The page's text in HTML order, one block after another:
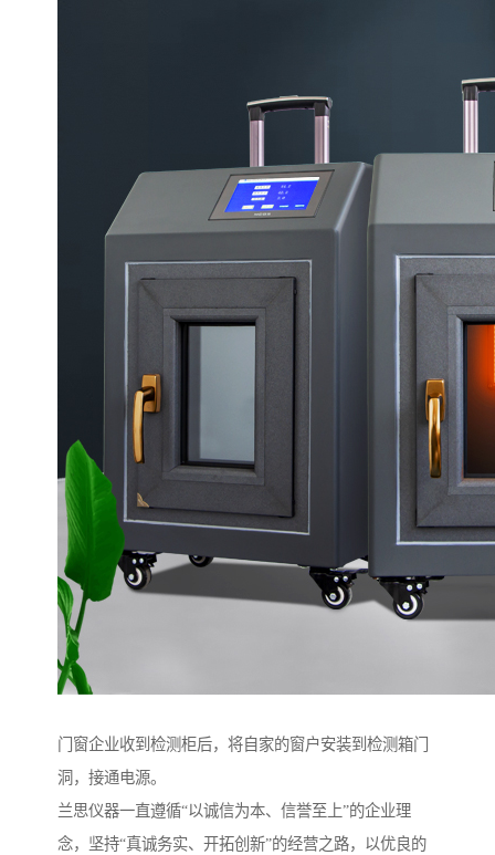
门窗企业收到检测柜后，将自家的窗户安装到检测箱门
洞，接通电源。
兰思仪器一直遵循“以诚信为本、信誉至上”的企业理
念，坚持“真诚务实、开拓创新”的经营之路，以优良的